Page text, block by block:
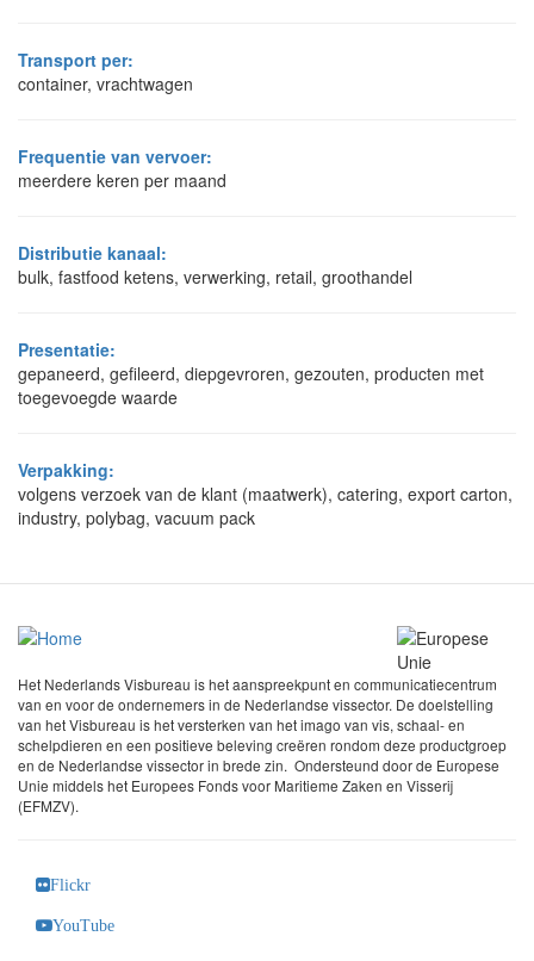
Transport per:
container, vrachtwagen
Frequentie van vervoer:
meerdere keren per maand
Distributie kanaal:
bulk, fastfood ketens, verwerking, retail, groothandel
Presentatie:
gepaneerd, gefileerd, diepgevroren, gezouten, producten met
toegevoegde waarde
Verpakking:
volgens verzoek van de klant (maatwerk), catering, export carton,
industry, polybag, vacuum pack
Het Nederlands Visbureau is het aanspreekpunt en communicatiecentrum
van en voor de ondernemers in de Nederlandse vissector. De doelstelling
van het Visbureau is het versterken van het imago van vis, schaal- en
schelpdieren en een positieve beleving creëren rondom deze productgroep
en de Nederlandse vissector in brede zin. Ondersteund door de Europese
Unie middels het Europees Fonds voor Maritieme Zaken en Visserij
(EFMZV).
Flickr
YouTube